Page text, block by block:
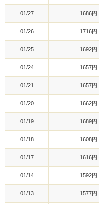
01/27 1686円
01/26 1716円
01/25 1692円
01/24 1657円
01/21 1657円
01/20 1662円
01/19 1689円
01/18 1608円
01/17 1616円
01/14 1592円
01/13 1577円